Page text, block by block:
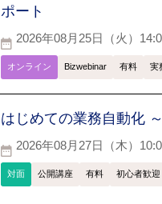
ポート
2026年08月25日（火）
オンライン Bizwebinar 有料 実
はじめての業務自動化
2026年08月27日（木）
対面 公開講座 有料 初心者歓迎